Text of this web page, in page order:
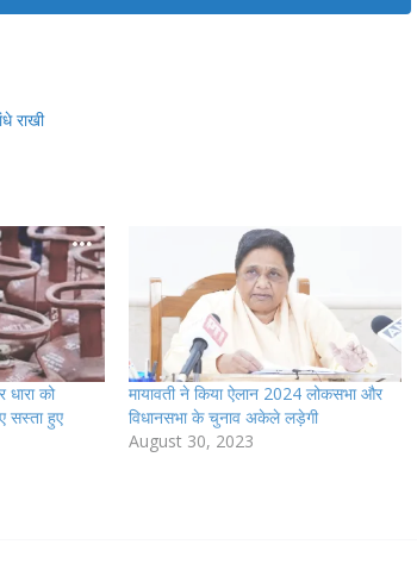
राखी
को
सस्ता हुए
मायावती ने किया ऐलान 2024 लोकसभा और
विधानसभा के चुनाव अकेले लड़ेगी
August 30, 2023